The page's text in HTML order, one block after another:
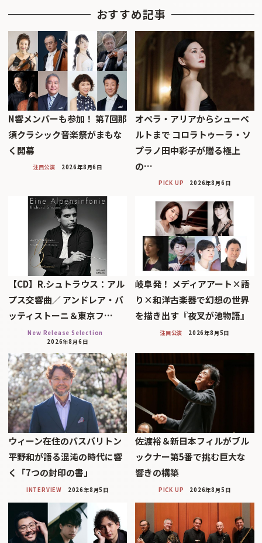
おすすめ記事
N響メンバーも参加！ 第7回那
須クラシック音楽祭がまもな
く開幕
注目公演 2026年8月6日
オペラ・アリアからシューベ
ルトまで コロラトゥーラ・ソ
プラノ田中彩子が贈る極上
の…
PICK UP 2026年8月6日
【CD】R.シュトラウス：アル
プス交響曲／ アンドレア・バ
ッティストーニ＆東京フ…
New Release Selection
2026年8月6日
岐阜発！ メディアアート×語
り×和洋古楽器で幻想の世界
を描き出す『夜叉が池物語』
注目公演 2026年8月5日
ウィーン在住のバスバリトン
平野和が語る混沌の時代に響
く「7つの封印の書」
INTERVIEW 2026年8月5日
佐渡裕＆新日本フィルがブル
ックナー第5番で挑む巨大な
響きの構築
PICK UP 2026年8月5日